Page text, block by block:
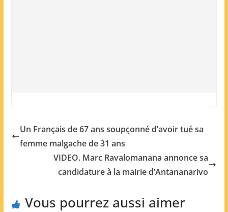
Un Français de 67 ans soupçonné d’avoir tué sa
femme malgache de 31 ans
VIDEO. Marc Ravalomanana annonce sa
candidature à la mairie d’Antananarivo
Vous pourrez aussi aimer